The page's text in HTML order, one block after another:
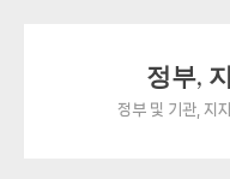
정부,
정부 및 기관, 지